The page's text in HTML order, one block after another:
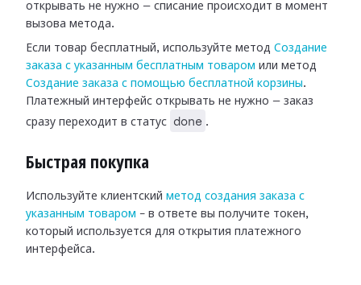
открывать не нужно — списание происходит в момент
вызова метода.
Если товар бесплатный, используйте метод Создание
заказа с указанным бесплатным товаром или метод
Создание заказа с помощью бесплатной корзины.
Платежный интерфейс открывать не нужно — заказ
сразу переходит в статус
done .
Быстрая покупка
Используйте клиентский метод создания заказа с
указанным товаром – в ответе вы получите токен,
который используется для открытия платежного
интерфейса.